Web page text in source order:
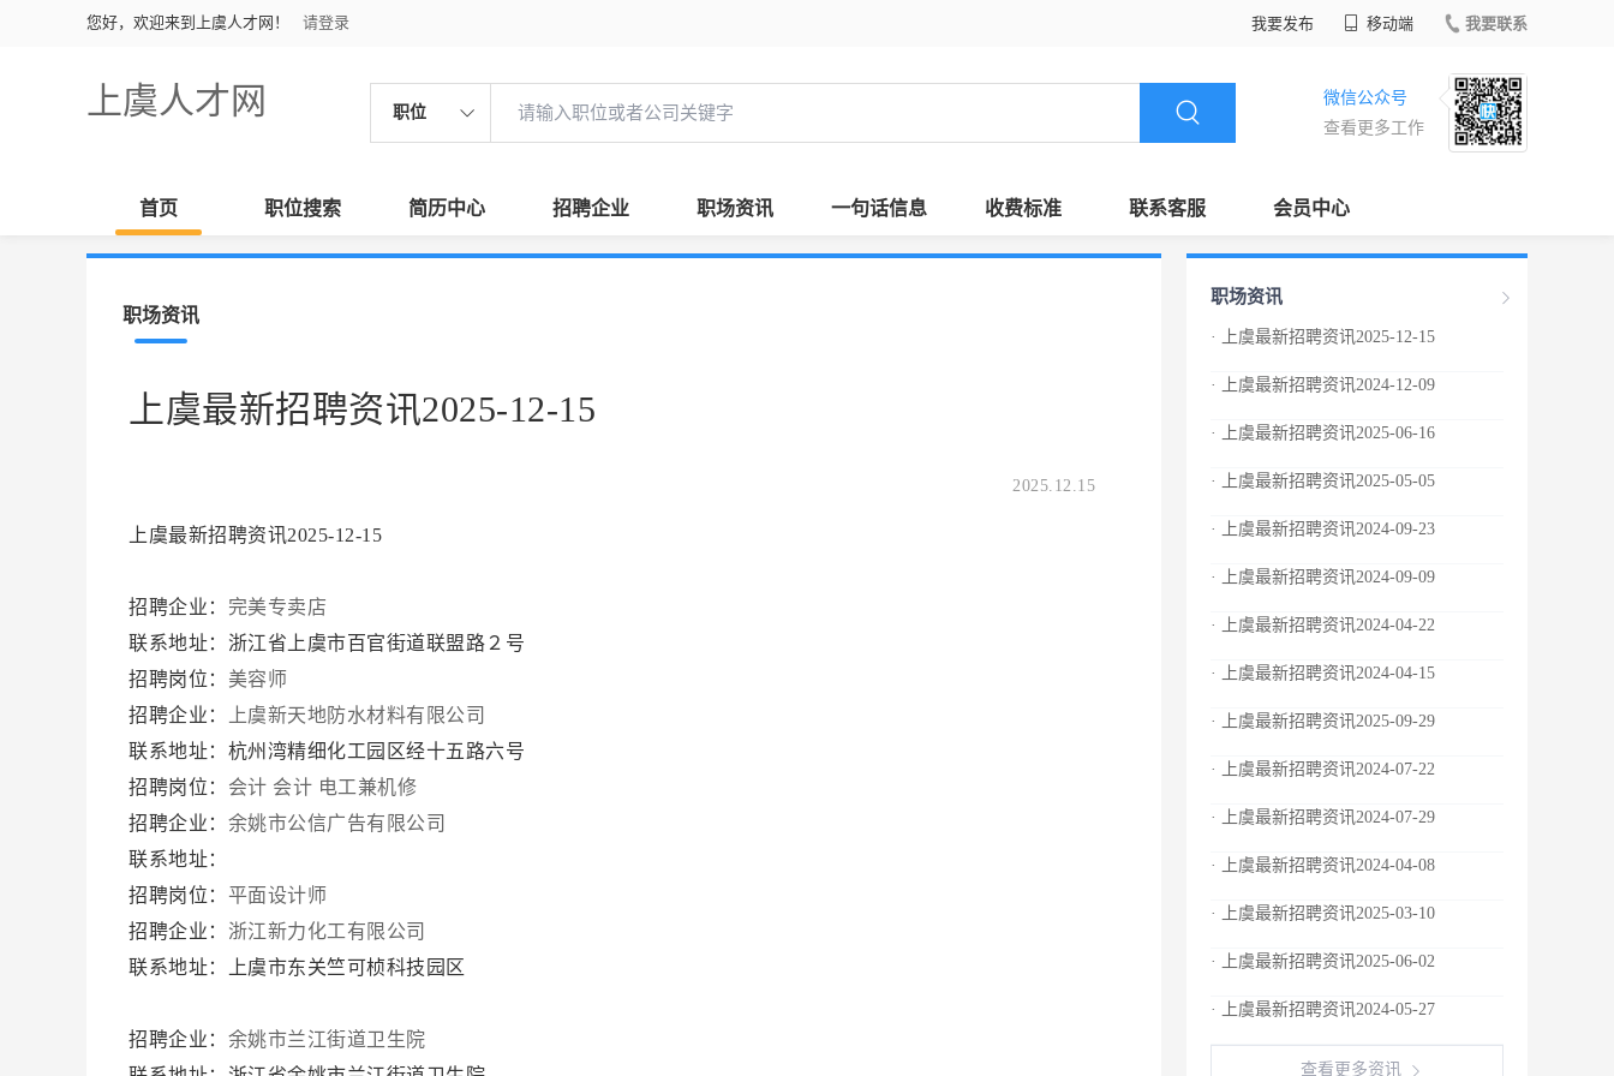
您好，欢迎来到上虞人才网！ 请登录 我要发布 移动端 我要联系
上虞人才网 职位
微信公众号
查看更多工作
首页 职位搜索 简历中心 招聘企业 职场资讯 一句话信息 收费标准 联系客服 会员中心
职场资讯
上虞最新招聘资讯2025-12-15
2025.12.15
上虞最新招聘资讯2025-12-15
招聘企业： 完美专卖店
联系地址：浙江省上虞市百官街道联盟路２号
招聘岗位： 美容师
招聘企业：
上虞新天地防水材料有限公司
联系地址：杭州湾精细化工园区经十五路六号
招聘岗位： 会计 会计 电工兼机修
招聘企业： 余姚市公信广告有限公司
联系地址：
招聘岗位： 平面设计师
招聘企业： 浙江新力化工有限公司
联系地址：上虞市东关竺可桢科技园区
招聘企业： 余姚市兰江街道卫生院
职场资讯
· 上虞最新招聘资讯2025-12-15
· 上虞最新招聘资讯2024-12-09
· 上虞最新招聘资讯2025-06-16
· 上虞最新招聘资讯2025-05-05
· 上虞最新招聘资讯2024-09-23
· 上虞最新招聘资讯2024-09-09
· 上虞最新招聘资讯2024-04-22
· 上虞最新招聘资讯2024-04-15
· 上虞最新招聘资讯2025-09-29
· 上虞最新招聘资讯2024-07-22
· 上虞最新招聘资讯2024-07-29
· 上虞最新招聘资讯2024-04-08
· 上虞最新招聘资讯2025-03-10
· 上虞最新招聘资讯2025-06-02
· 上虞最新招聘资讯2024-05-27
查看更多资讯